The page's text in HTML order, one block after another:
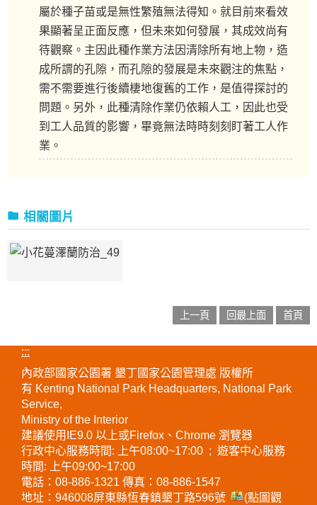
屬於種子苗或是無性繁殖無法得知。就目前來看效
果顯著呈正面反應，但未來如何發展，其成效尚有
待觀察。主因此種作業方法因清除所有地上物，造
成所謂的孔隙，而孔隙的發展是未來觀注的焦點，
需不需要進行後續棲地復舊的工作，是值得探討的
問題。另外，此種清除作業仍依賴人工，因此也受
到工人品質的影響，畢竟無法時時刻刻盯著工人作
業。
相關圖片
上一頁 回最上面 首頁
:::
內政部國家公園署 墾丁國家公園管理處 版權所
有 Kenting National Park Headquarters, National Park
Service,
Ministry of the Interior
建議使用IE9.0 以上或Firefox、Chrome 瀏覽器
行政中心服務時間: 上午08:00~17:00 ; 遊客中心服務
時間: 上午09:00~17:00
電話：08-886-1321 傳真：08-886-1547
地址：946008屏東縣恆春鎮墾丁路596號 (點圖觀